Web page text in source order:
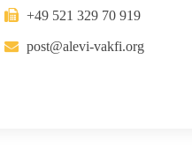
+49 521 329 70 919
post@alevi-vakfi.org